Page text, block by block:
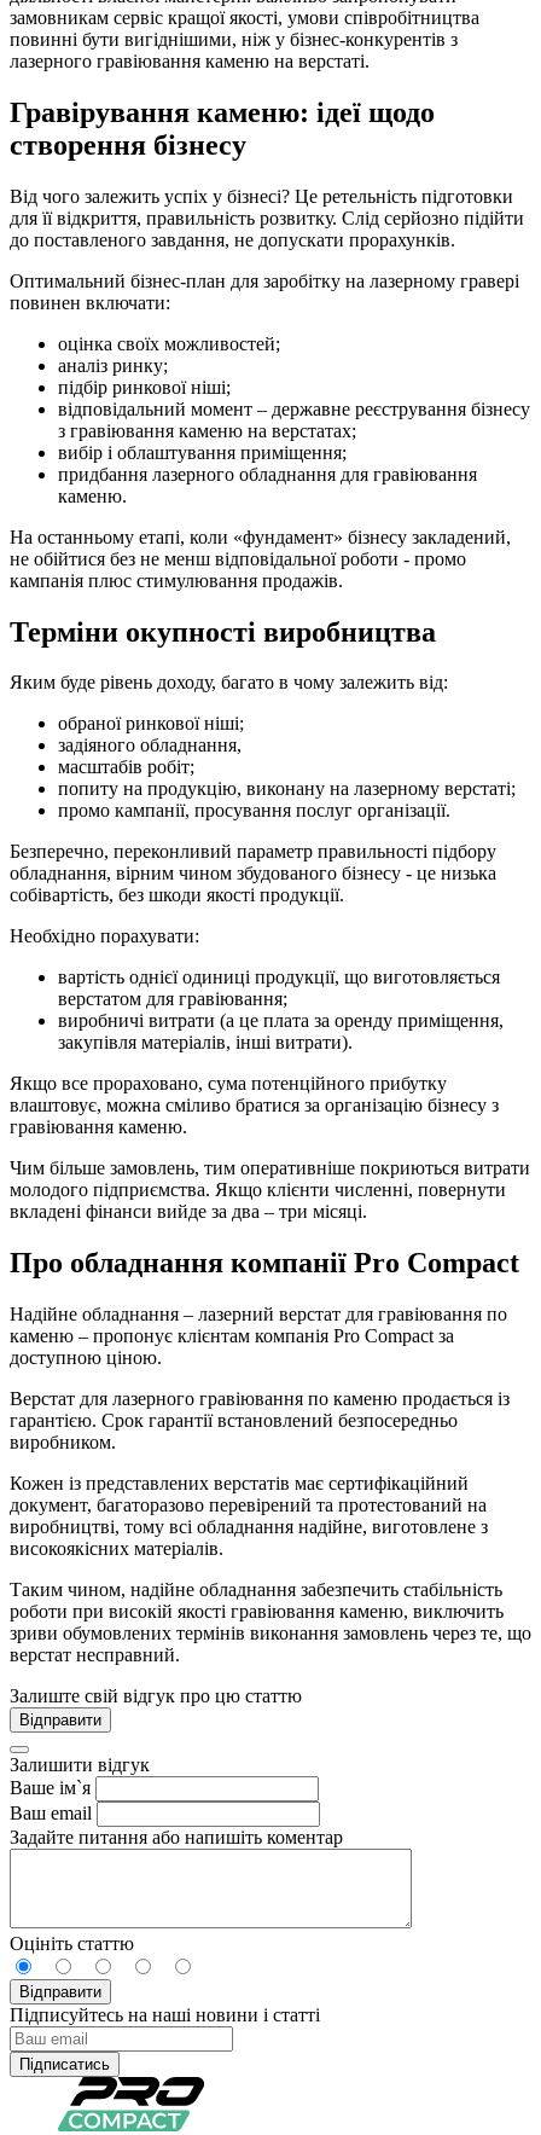
замовникам сервіс кращої якості, умови співробітництва
повинні бути вигіднішими, ніж у бізнес-конкурентів з
лазерного гравіювання каменю на верстаті.
Гравірування каменю: ідеї щодо
створення бізнесу
Від чого залежить успіх у бізнесі? Це ретельність підготовки
для її відкриття, правильність розвитку. Слід серйозно підійти
до поставленого завдання, не допускати прорахунків.
Оптимальний бізнес-план для заробітку на лазерному гравері
повинен включати:
оцінка своїх можливостей;
аналіз ринку;
підбір ринкової ніші;
відповідальний момент – державне реєстрування бізнесу
з гравіювання каменю на верстатах;
вибір і облаштування приміщення;
придбання лазерного обладнання для гравіювання
каменю.
На останньому етапі, коли «фундамент» бізнесу закладений,
не обійтися без не менш відповідальної роботи - промо
кампанія плюс стимулювання продажів.
Терміни окупності виробництва
Яким буде рівень доходу, багато в чому залежить від:
обраної ринкової ніші;
задіяного обладнання,
масштабів робіт;
попиту на продукцію, виконану на лазерному верстаті;
промо кампанії, просування послуг організації.
Безперечно, переконливий параметр правильності підбору
обладнання, вірним чином збудованого бізнесу - це низька
собівартість, без шкоди якості продукції.
Необхідно порахувати:
вартість однієї одиниці продукції, що виготовляється
верстатом для гравіювання;
виробничі витрати (а це плата за оренду приміщення,
закупівля матеріалів, інші витрати).
Якщо все прораховано, сума потенційного прибутку
влаштовує, можна сміливо братися за організацію бізнесу з
гравіювання каменю.
Чим більше замовлень, тим оперативніше покриються витрати
молодого підприємства. Якщо клієнти численні, повернути
вкладені фінанси вийде за два – три місяці.
Про обладнання компанії Pro Compact
Надійне обладнання – лазерний верстат для гравіювання по
каменю – пропонує клієнтам компанія Pro Compact за
доступною ціною.
Верстат для лазерного гравіювання по каменю продається із
гарантією. Срок гарантії встановлений безпосередньо
виробником.
Кожен із представлених верстатів має сертифікаційний
документ, багаторазово перевірений та протестований на
виробництві, тому всі обладнання надійне, виготовлене з
високоякісних матеріалів.
Таким чином, надійне обладнання забезпечить стабільність
роботи при високій якості гравіювання каменю, виключить
зриви обумовлених термінів виконання замовлень через те, що
верстат несправний.
Залиште свій відгук про цю статтю
Відправити
Залишити відгук
Ваше ім`я
Ваш email
Задайте питання або напишіть коментар
Оцініть статтю
Відправити
Підписуйтесь на наші новини і статті
Підписатись